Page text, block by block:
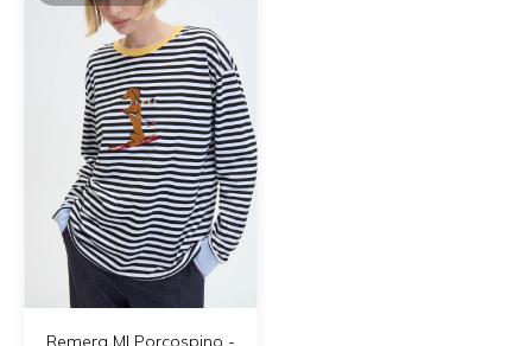
Remera Ml Porcospino -